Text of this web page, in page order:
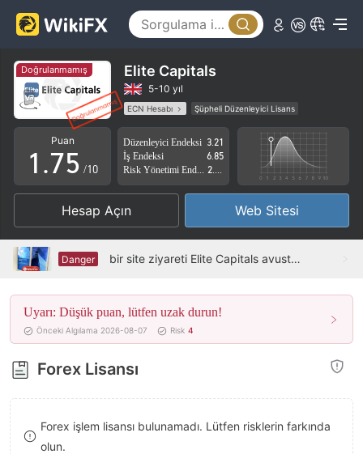
Doğrulanmamış Elite Capitals
5-10 yıl
ECN Hesabı
Şüpheli Düzenleyici Lisans
Şüpheli İş Kapsamı
Yüksek düzeyde potansiyel risk
Puan
0
1
2
3
4
5
6
7
8
9
.
3
4
5
6
7
8
9
1
2
3
4
5
6
7
8
9
/10
Düzenleyici Endeksi 3.21
İş Endeksi
6.85
Hesap Açın Web Sitesi
Danger bir site ziyareti Elite Capitals avustralya'da -- ofis yerinde gösterilen ic market logosu
Uyarı: Düşük puan, lütfen uzak durun!
Önceki Algılama 2026-08-07 Risk 4
Forex Lisansı
Forex işlem lisansı bulunamadı. Lütfen risklerin farkında
olun.